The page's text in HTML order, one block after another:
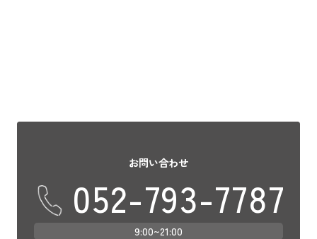
お問い合わせ
052-793-7787
9:00~21:00